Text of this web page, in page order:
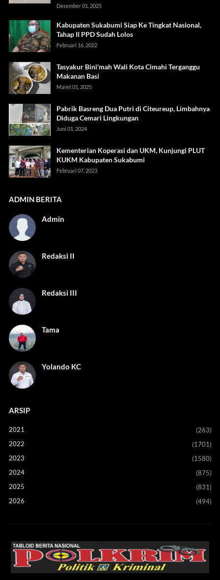
Desember 01, 2025
Kabupaten Sukabumi Siap Ke Tingkat Nasional,
Tahap II PPD Sudah Lolos
Februari 16, 2022
Tasyakur Bini'mah Wali Kota Cimahi Terganggu
Makanan Basi
Maret 01, 2025
Pabrik Basreng Dua Putri di Citeureup, Limbahnya
Diduga Cemari Lingkungan
Juni 01, 2024
Kementerian Koperasi dan UKM, Kunjungi PLUT
KUKM Kabupaten Sukabumi
Februari 07, 2023
ADMIN BERITA
Admin
Redaksi II
Redaksi III
Tama
Yolando KC
ARSIP
2021
(263)
2022
(1701)
2023
(1580)
2024
(875)
2025
(831)
2026
(494)